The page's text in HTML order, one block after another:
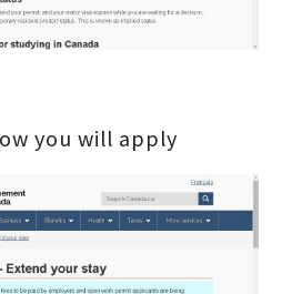
you will apply